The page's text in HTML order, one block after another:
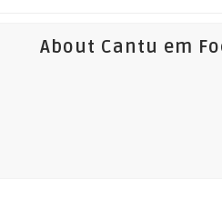
About Cantu em